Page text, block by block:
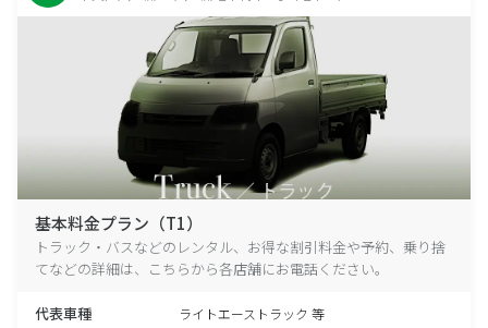
基本料金プラン（T1）
トラック・バスなどのレンタル、お得な割引料金や予約、乗り捨
てなどの詳細は、こちらから各店舗にお電話ください。
代表車種 ライトエーストラック 等